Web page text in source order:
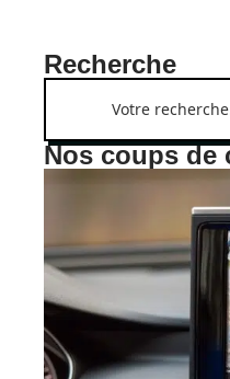
Recherche
Nos coups de